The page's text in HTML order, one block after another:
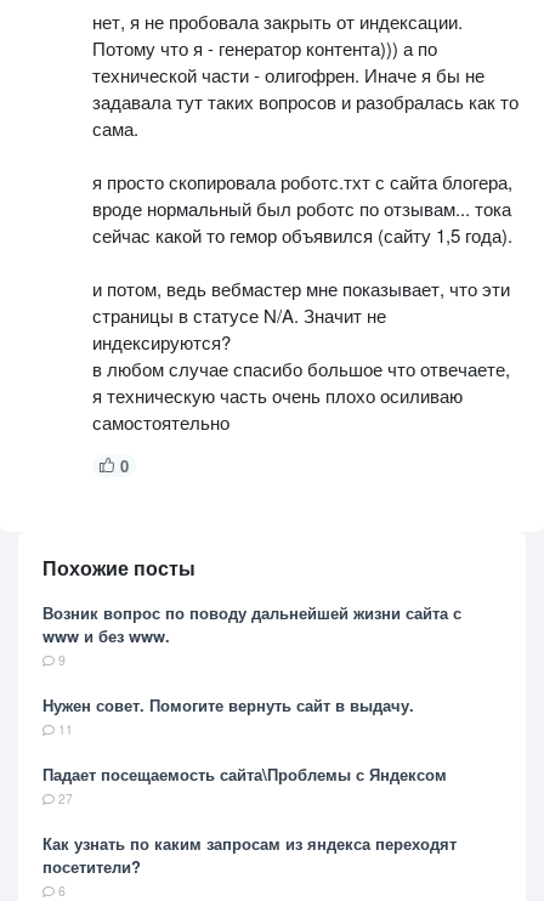
нет, я не пробовала закрыть от индексации.
Потому что я - генератор контента))) а по
технической части - олигофрен. Иначе я бы не
задавала тут таких вопросов и разобралась как то
сама.
я просто скопировала роботс.тхт с сайта блогера,
вроде нормальный был роботс по отзывам... тока
сейчас какой то гемор объявился (сайту 1,5 года).
и потом, ведь вебмастер мне показывает, что эти
страницы в статусе N/A. Значит не
индексируются?
в любом случае спасибо большое что отвечаете,
я техническую часть очень плохо осиливаю
самостоятельно
0
Похожие посты
Возник вопрос по поводу дальнейшей жизни сайта с
www и без www.
9
Нужен совет. Помогите вернуть сайт в выдачу.
11
Падает посещаемость сайта\Проблемы с Яндексом
27
Как узнать по каким запросам из яндекса переходят
посетители?
6